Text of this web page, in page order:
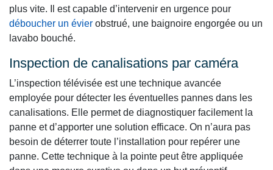
plus vite. Il est capable d’intervenir en urgence pour
déboucher un évier obstrué, une baignoire engorgée ou un
lavabo bouché.
Inspection de canalisations par caméra
L’inspection télévisée est une technique avancée
employée pour détecter les éventuelles pannes dans les
canalisations. Elle permet de diagnostiquer facilement la
panne et d’apporter une solution efficace. On n’aura pas
besoin de déterrer toute l’installation pour repérer une
panne. Cette technique à la pointe peut être appliquée